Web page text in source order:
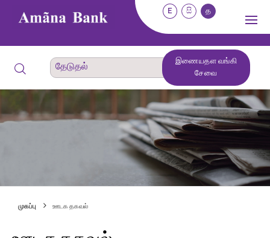
E සි த
இணையதள வங்கி
சேவை
முகப்பு ஊடக தகவல்